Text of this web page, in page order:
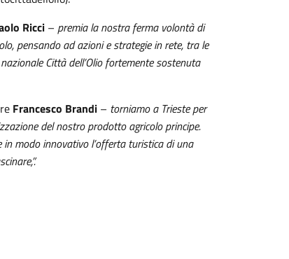
Ricci – premia la nostra ferma volontà di
pensando ad azioni e strategie in rete, tra le
Città dell’Olio fortemente sostenuta
Francesco Brandi – torniamo a Trieste per
del nostro prodotto agricolo principe.
in modo innovativo l’offerta turistica di una